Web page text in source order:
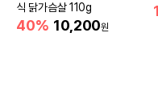
식 닭가슴살 110g
40% 10,200원